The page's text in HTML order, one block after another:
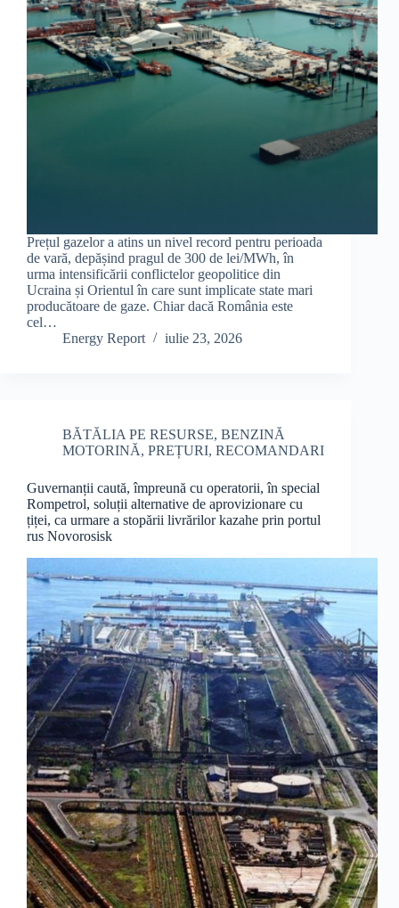
Prețul gazelor a atins un nivel record pentru perioada
de vară, depășind pragul de 300 de lei/MWh, în
urma intensificării conflictelor geopolitice din
Ucraina și Orientul în care sunt implicate state mari
producătoare de gaze. Chiar dacă România este
cel…
Energy Report
iulie 23, 2026
BĂTĂLIA PE RESURSE, BENZINĂ
MOTORINĂ, PREȚURI, RECOMANDARI
Guvernanții caută, împreună cu operatorii, în special
Rompetrol, soluții alternative de aprovizionare cu
țiței, ca urmare a stopării livrărilor kazahe prin portul
rus Novorosisk